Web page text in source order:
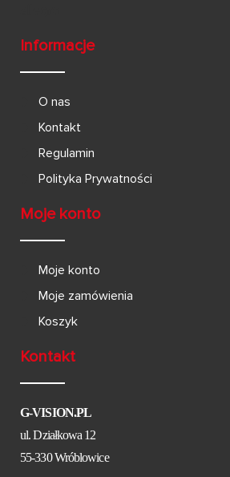
Informacje
O nas
Kontakt
Regulamin
Polityka Prywatności
Moje konto
Moje konto
Moje zamówienia
Koszyk
Kontakt
G-VISION.PL
ul. Działkowa 12
55-330 Wróblowice